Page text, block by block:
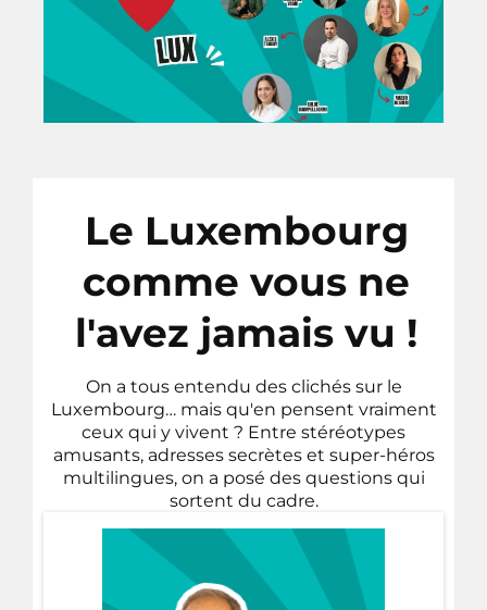
Le Luxembourg
comme vous ne
l'avez jamais vu !
On a tous entendu des clichés sur le
Luxembourg… mais qu'en pensent vraiment
ceux qui y vivent ? Entre stéréotypes
amusants, adresses secrètes et super-héros
multilingues, on a posé des questions qui
sortent du cadre.